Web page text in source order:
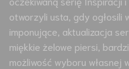
otworzyli usta, gdy ogłosili
imponujące, aktualizacja
miękkie żelowe piersi,
możliwość wyboru własnej